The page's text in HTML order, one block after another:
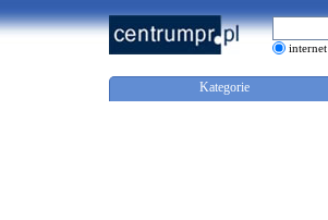
internet
Kategorie